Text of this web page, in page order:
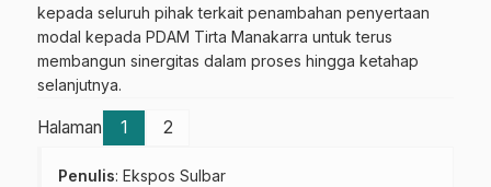
kepada seluruh pihak terkait penambahan penyertaan
modal kepada PDAM Tirta Manakarra untuk terus
membangun sinergitas dalam proses hingga ketahap
selanjutnya.
Halaman 1 2
Penulis: Ekspos Sulbar